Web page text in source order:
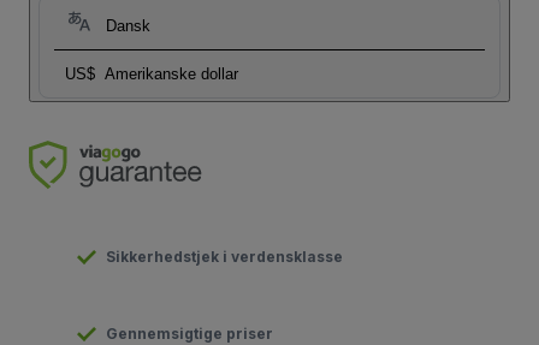
Dansk
US$ Amerikanske dollar
Sikkerhedstjek i verdensklasse
Gennemsigtige priser